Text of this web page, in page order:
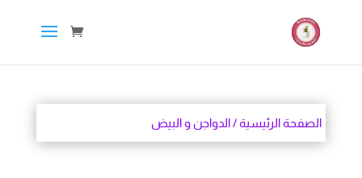
الصفحة الرئيسية/ الدواجن و البيض